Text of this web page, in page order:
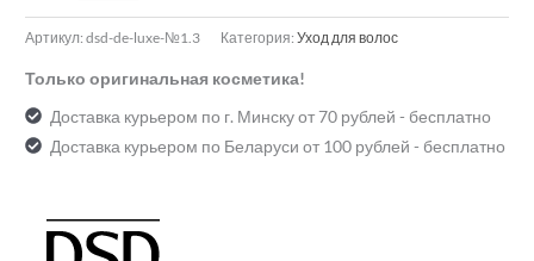
Артикул:dsd-de-luxe-№1.3 Категория:Уход для волос
Только оригинальная косметика!
Доставка курьером по г. Минску от 70 рублей - бесплатно
Доставка курьером по Беларуси от 100 рублей - бесплатно